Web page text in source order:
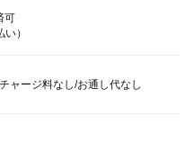
可
）
ャージ料なし/お通し代なし